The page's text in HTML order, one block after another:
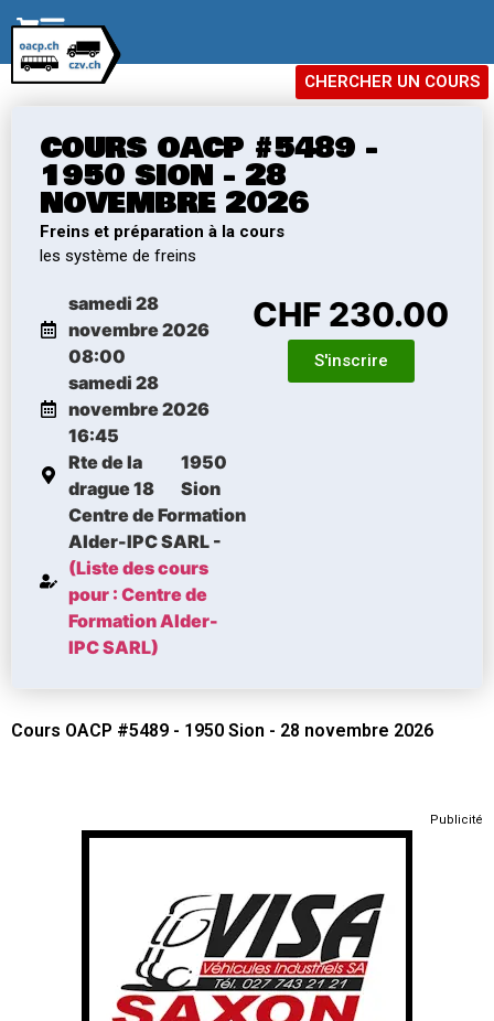
CHERCHER UN COURS
COURS OACP #5489 -
1950 SION - 28
NOVEMBRE 2026
Freins et préparation à la cours
les système de freins
samedi 28
novembre 2026
08:00
samedi 28
novembre 2026
16:45
Rte de la
drague 18
1950
Sion
Centre de Formation
Alder-IPC SARL -
(Liste des cours
pour : Centre de
Formation Alder-
IPC SARL)
CHF 230.00
S'inscrire
Cours OACP #5489 - 1950 Sion - 28 novembre 2026
Publicité